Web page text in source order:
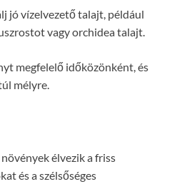
jó vízelvezető talajt, például
vagy orchidea talajt.
megfelelő időközönként, és
mélyre.
élvezik a friss
és a szélsőséges